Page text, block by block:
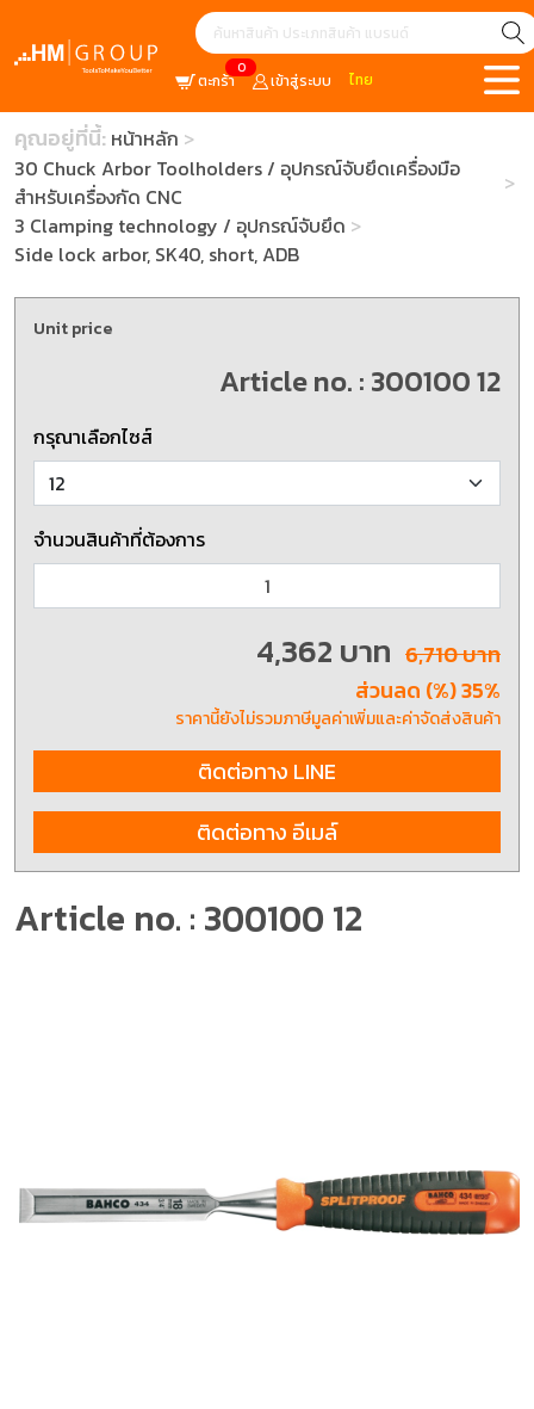
0
ตะกร้า เข้าสู่ระบบ ไทย
คุณอยู่ที่นี้: หน้าหลัก
30 Chuck Arbor Toolholders / อุปกรณ์จับยึดเครื่องมือ
สำหรับเครื่องกัด CNC
3 Clamping technology / อุปกรณ์จับยึด
Side lock arbor, SK40, short, ADB
Article no. : 300100 12
Unit price
Article no. : 300100 12
กรุณาเลือกไซส์
จำนวนสินค้าที่ต้องการ
4,362 บาท 6,710 บาท
ส่วนลด (%) 35%
ราคานี้ยังไม่รวมภาษีมูลค่าเพิ่มและค่าจัดส่งสินค้า
ติดต่อทาง LINE
ติดต่อทาง อีเมล์